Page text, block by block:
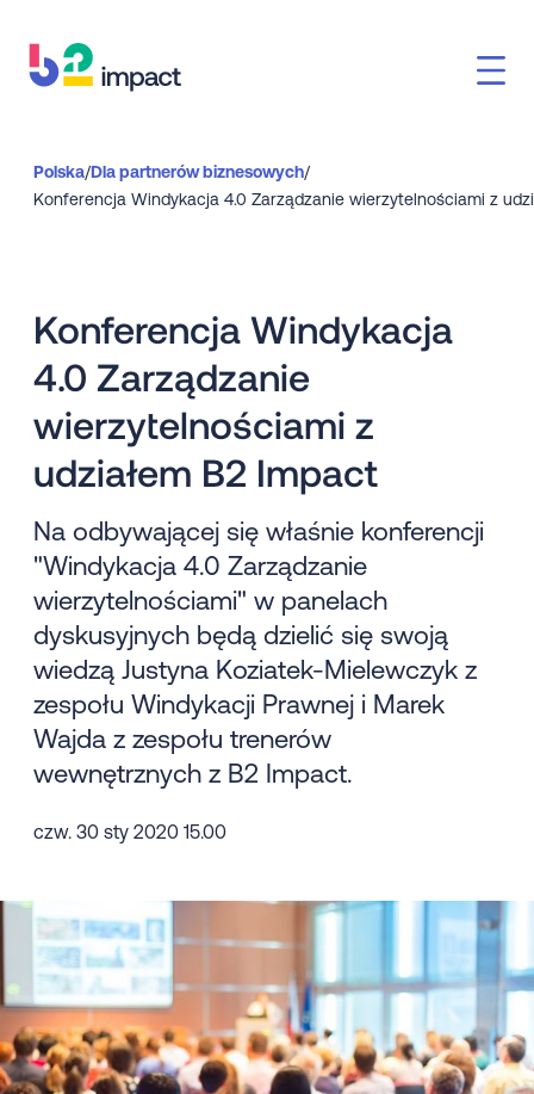
Polska/Dla partnerów biznesowych/
Konferencja Windykacja
4.0 Zarządzanie
wierzytelnościami z
udziałem B2 Impact
Na odbywającej się właśnie konferencji
"Windykacja 4.0 Zarządzanie
wierzytelnościami" w panelach
dyskusyjnych będą dzielić się swoją
wiedzą Justyna Koziatek-Mielewczyk z
zespołu Windykacji Prawnej i Marek
Wajda z zespołu trenerów
wewnętrznych z B2 Impact.
czw. 30 sty 2020 15.00